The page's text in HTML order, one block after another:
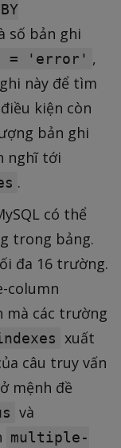
số bản ghi
= 'error' ,
này để tìm
kiện còn
bản ghi
nghĩ tới
.
có thể
trong bảng.
đa 16 trường.
column
mà các trường
xuất
câu truy vấn
mệnh đề
và
multiple-